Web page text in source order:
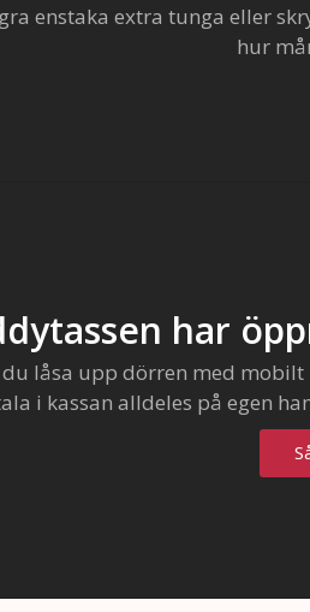
enstaka extra tunga eller
hur
har
låsa upp dörren med
i kassan alldeles på egen